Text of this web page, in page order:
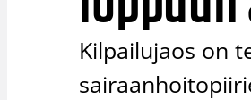
Kilpailujaos on